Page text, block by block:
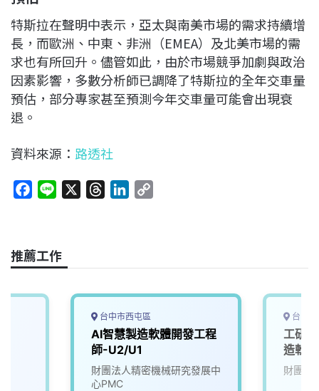
特斯拉在聲明中表示，亞太與南美市場的需求持續增
長，而歐洲、中東、非洲（EMEA）及北美市場的需
求也有所回升。儘管如此，由於市場競爭加劇與政治
因素影響，多數分析師已調降了特斯拉的全年交車量
預估，部分專家甚至預測今年交車量可能會出現衰
退。
資料來源： 路透社
e
b
o
a
s
e
I
n
L
n
推薦工作
台中市西屯區
AI智慧製造軟體開發工程
師-U2/U1
財團法人精密機械研究發展中
心PMC
台中
工研
造軟
財團法